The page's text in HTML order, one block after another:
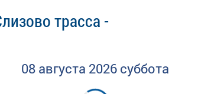
трасса -
08 августа 2026 суббота